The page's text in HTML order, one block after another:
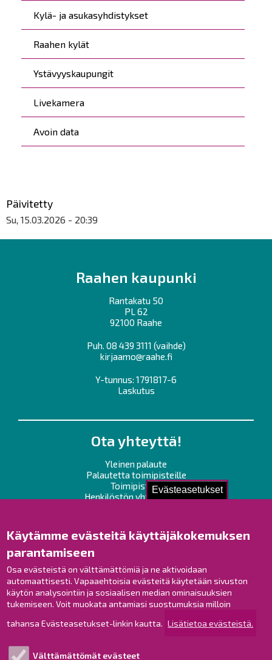
Evästeasetukset
Käytämme evästeitä käyttäjäkokemuksen
parantamiseen
Osa evästeistä on välttämättömiä ja ne aktivoidaan
automaattisesti. Vapaaehtoisia evästeitä käytetään sivuston
käytön analysointiin ja sosiaalisen median ominaisuuksien
tukemiseen. Voit muokata antamiasi suostumuksia milloin
tahansa Evästeasetukset-linkin kautta. Lisätietoa evästeistä.
Välttämättömät evästeet
Kylä- ja asukasyhdistykset
Raahen kylät
Ystävyyskaupungit
Livekamera
Avoin data
Päivitetty
Su, 15.03.2026 - 20:39
Raahen kaupunki
Rantakatu 50
PL 62
92100 Raahe
Puh. 08 439 3111 (vaihde)
kirjaamo@raahe.fi
Y-tunnus: 1791817-6
Laskutus
Ota yhteyttä!
Yleinen palaute
Palautetta toimipisteille
Toimipisteet
Henkilöstön yhteystiedot
Raahe Facebookissa
Raahe Instagramissa
Raahe LinkedInissä
Raahe YouTubessa